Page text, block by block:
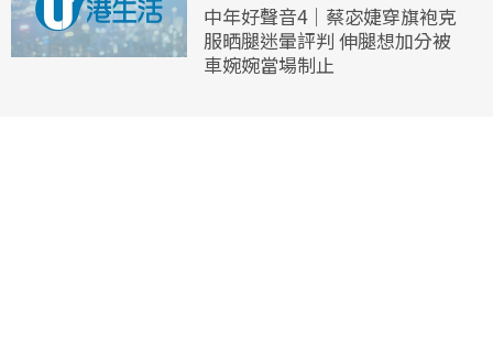
中年好聲音4｜蔡宓婕穿旗袍克
服晒腿迷暈評判 伸腿想加分被
車婉婉當場制止